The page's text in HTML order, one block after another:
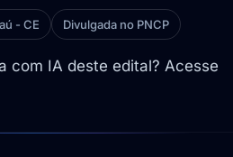
- CE Divulgada no PNCP
com IA deste edital? Acesse